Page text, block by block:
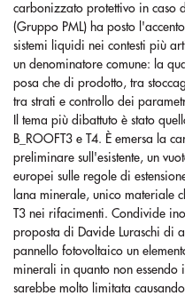
carbonizzato protettivo in caso
(Gruppo PML) ha posto
sistemi liquidi nei contesti più
un denominatore comune: la
posa che di prodotto, tra
tra strati e controllo dei
Il tema più dibattuto è stato
B_ROOFT3 e T4. È emersa la
preliminare sull'esistente, un
europei sulle regole di
lana minerale, unico materiale
T3 nei rifacimenti. Condivide
proposta di Davide Luraschi di
pannello fotovoltaico un
minerali in quanto non
sarebbe molto limitata